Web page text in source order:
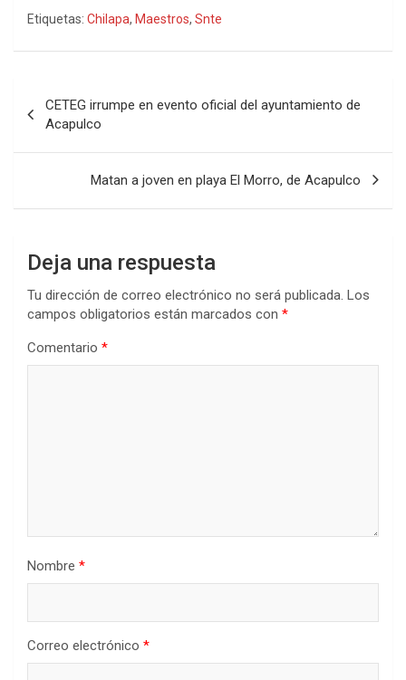
Etiquetas: Chilapa, Maestros, Snte
de
entradas
CETEG irrumpe en evento oficial del ayuntamiento de
Acapulco
Matan a joven en playa El Morro, de Acapulco
Deja una respuesta
Tu dirección de correo electrónico no será publicada. Los
campos obligatorios están marcados con *
Comentario *
Nombre *
Correo electrónico *